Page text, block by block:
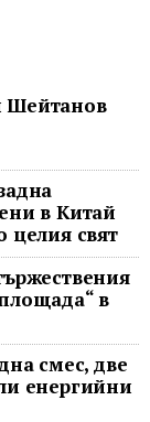
Шейтанов
в Китай
целия свят
в
смес, две
енергийни